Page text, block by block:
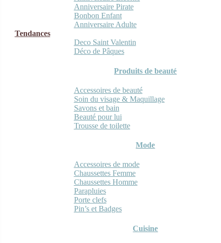
Anniversaire Pirate
Bonbon Enfant
Anniversaire Adulte
Tendances
Deco Saint Valentin
Déco de Pâques
Produits de beauté
Accessoires de beauté
Soin du visage & Maquillage
Savons et bain
Beauté pour lui
Trousse de toilette
Mode
Accessoires de mode
Chaussettes Femme
Chaussettes Homme
Parapluies
Porte clefs
Pin’s et Badges
Cuisine